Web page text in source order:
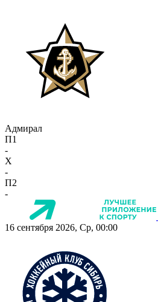
Адмирал
П1
-
X
-
П2
-
16 сентября 2026, Ср, 00:00